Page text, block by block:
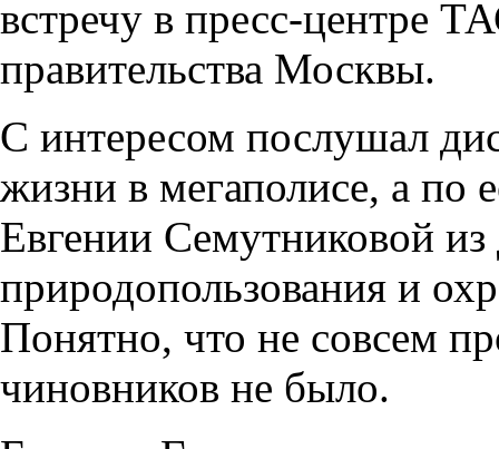
встречу в пресс-центре
правительства Москвы.
С интересом послушал
жизни в мегаполисе, а по
Евгении Семутниковой из
природопользования и
Понятно, что не совсем
чиновников не было.